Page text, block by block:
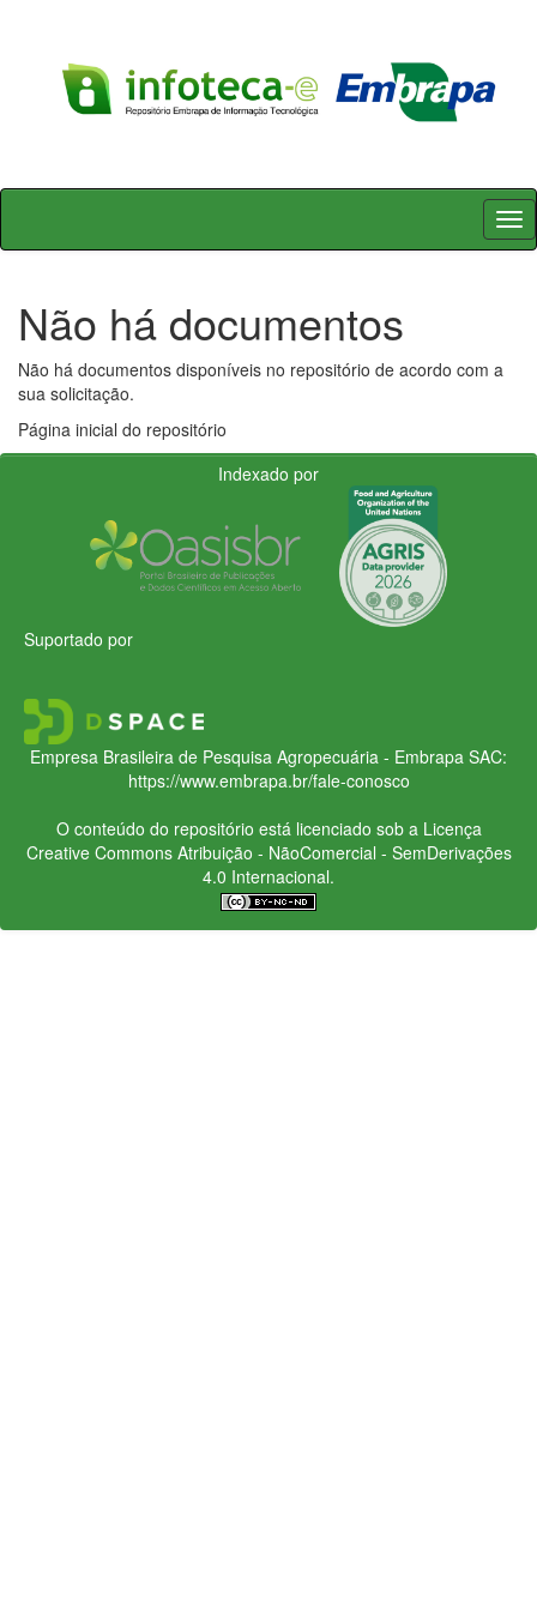
Skip
Não há documentos
Não há documentos disponíveis no repositório de acordo com a
sua solicitação.
Página inicial do repositório
Indexado por
Suportado por
Empresa Brasileira de Pesquisa Agropecuária - Embrapa SAC:
https://www.embrapa.br/fale-conosco
O conteúdo do repositório está licenciado sob a Licença
Creative CommonsAtribuição - NãoComercial - SemDerivações
4.0 Internacional.